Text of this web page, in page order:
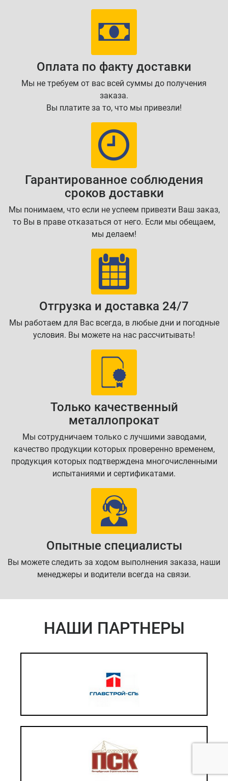
Оплата по факту доставки
Мы не требуем от вас всей суммы до получения
заказа.
Вы платите за то, что мы привезли!
Гарантированное соблюдения
сроков доставки
Мы понимаем, что если не успеем привезти Ваш заказ,
то Вы в праве отказаться от него. Если мы обещаем,
мы делаем!
Отгрузка и доставка 24/7
Мы работаем для Вас всегда, в любые дни и погодные
условия. Вы можете на нас рассчитывать!
Только качественный
металлопрокат
Мы сотрудничаем только с лучшими заводами,
качество продукции которых проверенно временем,
продукция которых подтверждена многочисленными
испытаниями и сертификатами.
Опытные специалисты
Вы можете следить за ходом выполнения заказа, наши
менеджеры и водители всегда на связи.
НАШИ ПАРТНЕРЫ